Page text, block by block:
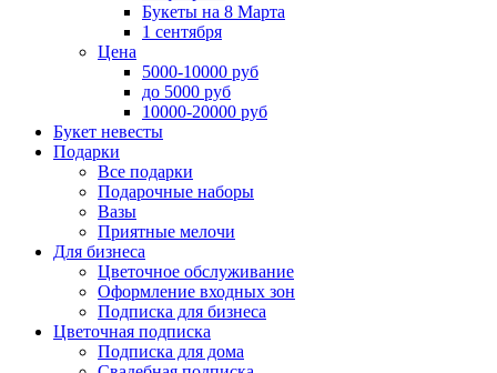
Букеты на 8 Марта
1 сентября
Цена
5000-10000 руб
до 5000 руб
10000-20000 руб
Букет невесты
Подарки
Все подарки
Подарочные наборы
Вазы
Приятные мелочи
Для бизнеса
Цветочное обслуживание
Оформление входных зон
Подписка для бизнеса
Цветочная подписка
Подписка для дома